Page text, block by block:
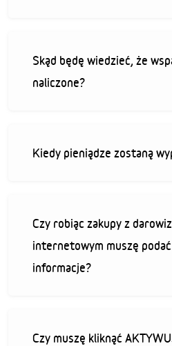
Skąd będę wiedzieć, że
naliczone?
Kiedy pieniądze zostaną
Czy robiąc zakupy z
internetowym muszę
informacje?
Czy muszę kliknąć